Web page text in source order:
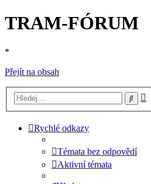
TRAM-FÓRUM
*
Přejít na obsah
Hledat
Rychlé odkazy
Témata bez odpovědí
Aktivní témata